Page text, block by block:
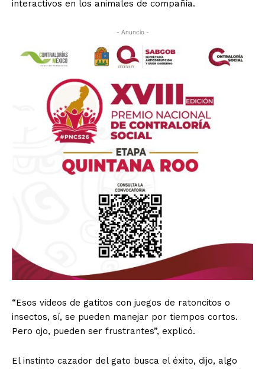
interactivos en los animales de compañía.
- Anuncio -
“Esos videos de gatitos con juegos de ratoncitos o
insectos, sí, se pueden manejar por tiempos cortos.
Pero ojo, pueden ser frustrantes”, explicó.
El instinto cazador del gato busca el éxito, dijo, algo